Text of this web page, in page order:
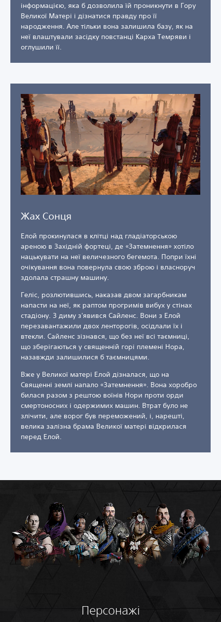
інформацією, яка б дозволила їй проникнути в Гору
Великої Матері і дізнатися правду про її
народження. Але тільки вона залишила базу, як на
неї влаштували засідку повстанці Карха Темряви і
оглушили її.
Жах Сонця
Елой прокинулася в клітці над гладіаторською
ареною в Західній фортеці, де «Затемнення» хотіло
нацькувати на неї величезного бегемота. Попри їхні
очікування вона повернула свою зброю і власноруч
здолала страшну машину.
Геліс, розлютившись, наказав двом загарбникам
напасти на неї, як раптом прогримів вибух у стінах
стадіону. З диму з'явився Сайленс. Вони з Елой
перезавантажили двох ленторогів, осідлали їх і
втекли. Сайленс зізнався, що без неї всі таємниці,
що зберігаються у священній горі племені Нора,
назавжди залишилися б таємницями.
Вже у Великої матері Елой дізналася, що на
Священні землі напало «Затемнення». Вона хоробро
билася разом з рештою воїнів Нори проти орди
смертоносних і одержимих машин. Втрат було не
злічити, але ворог був переможений, і, нарешті,
велика залізна брама Великої матері відкрилася
перед Елой.
Персонажі